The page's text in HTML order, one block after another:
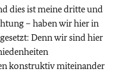
dies ist meine dritte und
– haben wir hier in
Denn wir sind hier
konstruktiv miteinander